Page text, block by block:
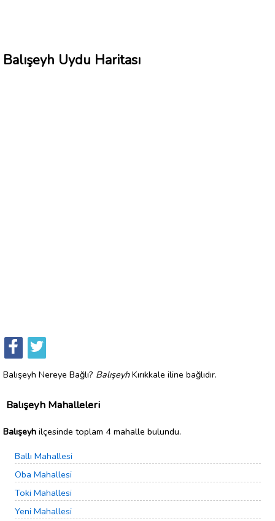
Balışeyh Uydu Haritası
Balışeyh Nereye Bağlı? BalışeyhKırıkkale iline bağlıdır.
Balışeyh Mahalleleri
Balışeyh ilçesinde toplam 4 mahalle bulundu.
Ballı Mahallesi
Oba Mahallesi
Toki Mahallesi
Yeni Mahallesi